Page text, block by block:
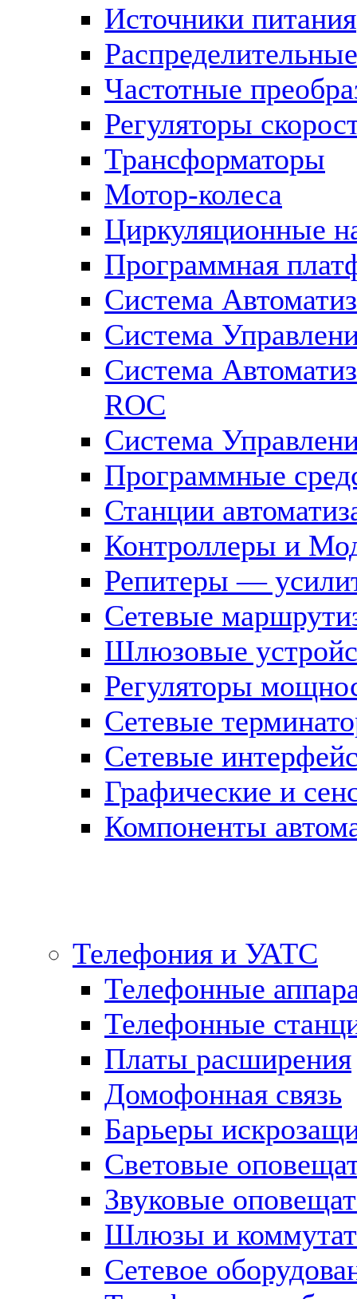
Источники питания
Частотные
Регуляторы
Трансформаторы
Мотор-колеса
Циркуляционные
Программная
Система
Система
Система
ROC
Система
Программные
Станции
Контроллеры и
Репитеры —
Сетевые
Шлюзовые
Регуляторы
Сетевые
Сетевые
Графические и
Компоненты
Телефония и УАТС
Телефонные
Телефонные
Платы расширения
Домофонная связь
Барьеры
Световые
Звуковые
Шлюзы и
Сетевое